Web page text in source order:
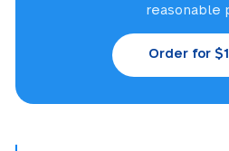
reasonable
Order for